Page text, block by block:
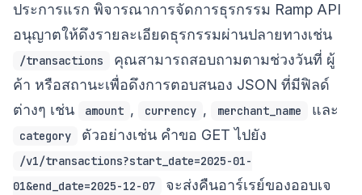
ประการแรก พิจารณาการจัดการธุรกรรม Ramp API
อนุญาตให้ดึงรายละเอียดธุรกรรมผ่านปลายทางเช่น
/transactions
คุณสามารถสอบถามตามช่วงวันที่ ผู้
ค้า หรือสถานะเพื่อดึงการตอบสนอง JSON ที่มีฟิลด์
ต่างๆ เช่น
amount , currency , merchant_name และ
category ตัวอย่างเช่น คำขอ GET ไปยัง
/v1/transactions?start_date=2025-01-
01&end_date=2025-12-07
จะส่งคืนอาร์เรย์ของออบเจ